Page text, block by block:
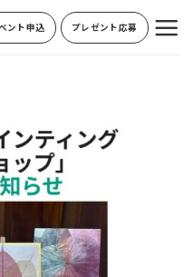
ント申込 プレゼント応募